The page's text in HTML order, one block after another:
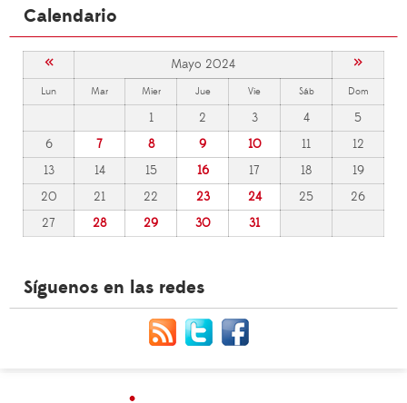
Calendario
« Mayo 2024 »
Lun Mar Mier Jue Vie Sáb Dom
1 2 3 4
5
6
7 8 9 10 11
12
13
14 15 16 17 18
19
20
21 22 23 24 25
26
27
28 29 30 31
Síguenos en las redes